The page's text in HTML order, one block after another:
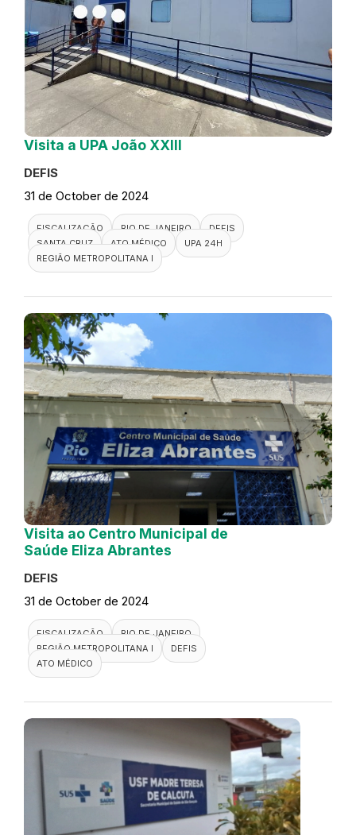
Visita a UPA João XXIII
DEFIS
31 de October de 2024
FISCALIZAÇÃO RIO DE JANEIRO
DEFIS
SANTA CRUZ
ATO MÉDICO
UPA 24H
REGIÃO METROPOLITANA I
Visita ao Centro Municipal de
Saúde Eliza Abrantes
DEFIS
31 de October de 2024
FISCALIZAÇÃO
RIO DE JANEIRO
REGIÃO METROPOLITANA I
DEFIS
ATO MÉDICO